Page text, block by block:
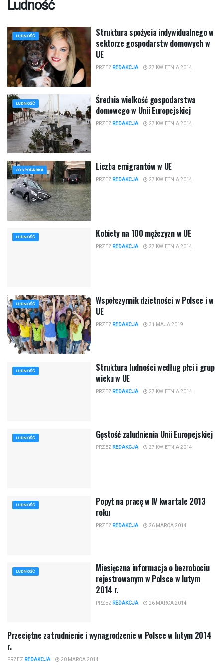
Ludność
LUDNOŚĆ
Struktura spożycia indywidualnego w
sektorze gospodarstw domowych w
UE
PRZEZ REDAKCJA 27 KWIETNIA 2014
LUDNOŚĆ
Średnia wielkość gospodarstwa
domowego w Unii Europejskiej
PRZEZ REDAKCJA 27 KWIETNIA 2014
GOSPODARKA Liczba emigrantów w UE
PRZEZ REDAKCJA 27 KWIETNIA 2014
LUDNOŚĆ Kobiety na 100 mężczyzn w UE
PRZEZ REDAKCJA 27 KWIETNIA 2014
LUDNOŚĆ
Współczynnik dzietności w Polsce i w
UE
PRZEZ REDAKCJA 31 MAJA 2019
LUDNOŚĆ
Struktura ludności według płci i grup
wieku w UE
PRZEZ REDAKCJA 27 KWIETNIA 2014
LUDNOŚĆ Gęstość zaludnienia Unii Europejskiej
PRZEZ REDAKCJA 27 KWIETNIA 2014
LUDNOŚĆ
Popyt na pracę w IV kwartale 2013
roku
PRZEZ REDAKCJA 26 MARCA 2014
LUDNOŚĆ
Miesięczna informacja o bezrobociu
rejestrowanym w Polsce w lutym
2014 r.
PRZEZ REDAKCJA 26 MARCA 2014
LUDNOŚĆ
Przeciętne zatrudnienie i wynagrodzenie w Polsce w lutym 2014
r.
PRZEZ REDAKCJA 20 MARCA 2014